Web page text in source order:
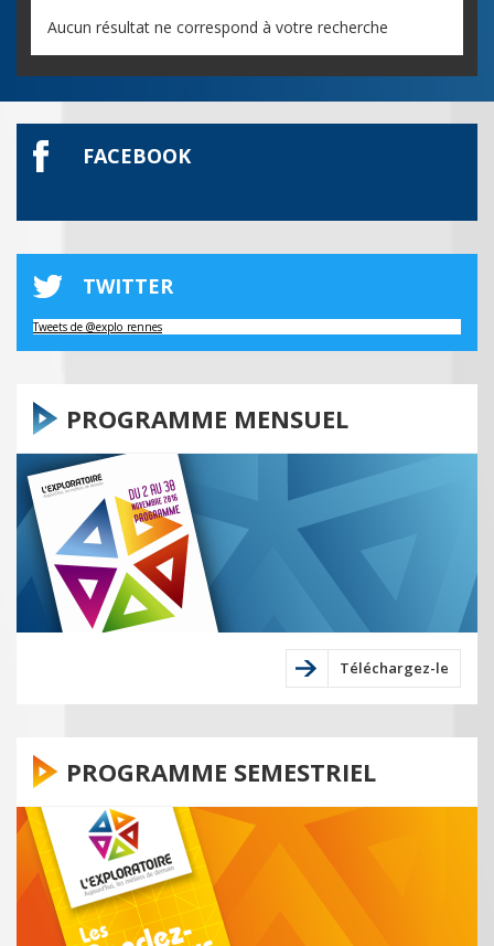
Aucun résultat ne correspond à votre recherche
FACEBOOK
TWITTER
Tweets de @explo_rennes
PROGRAMME MENSUEL
Téléchargez-le
PROGRAMME SEMESTRIEL